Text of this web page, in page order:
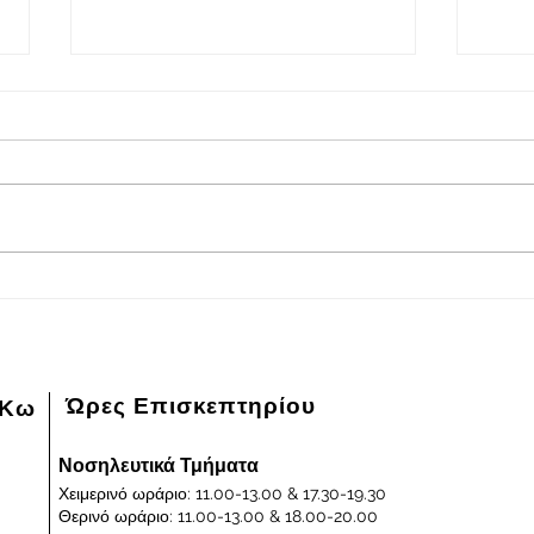
Πρόγραμμα εφημερευόντων
08/08/2026 και ημέρα Σάββατο
07/
Κω Ώρες Επισκεπτηρίου
Νοσηλευτικά Τμήματα
Χειμερινό ωράριο: 11.00-13.00 & 17.30-19.30
Θερινό ωράριο: 11.00-13.00 & 18.00-20.00